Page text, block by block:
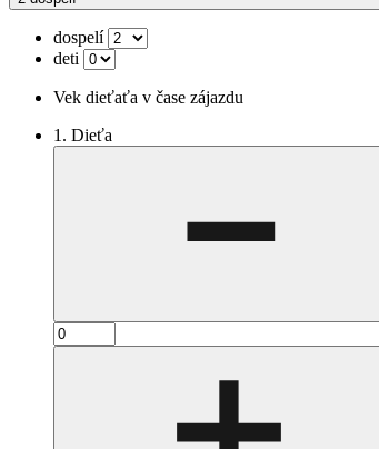
dospelí
deti
Vek dieťaťa v čase zájazdu
1. Dieťa